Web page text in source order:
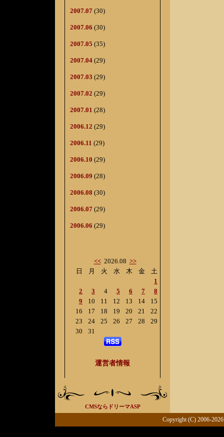
2007.07 (30)
2007.06 (30)
2007.05 (35)
2007.04 (29)
2007.03 (29)
2007.02 (29)
2007.01 (28)
2006.12 (29)
2006.11 (29)
2006.10 (29)
2006.09 (28)
2006.08 (30)
2006.07 (29)
2006.06 (29)
<<2026.08 >>
日
2
9
16
23
30
月
3
10
17
24
31
火
4
11
18
25
水
5
12
19
26
木
6
13
20
27
金
7
14
21
28
土
1
8
15
22
29
運営者情報
CMSならドリーマASP
Copyright (C) 2006-